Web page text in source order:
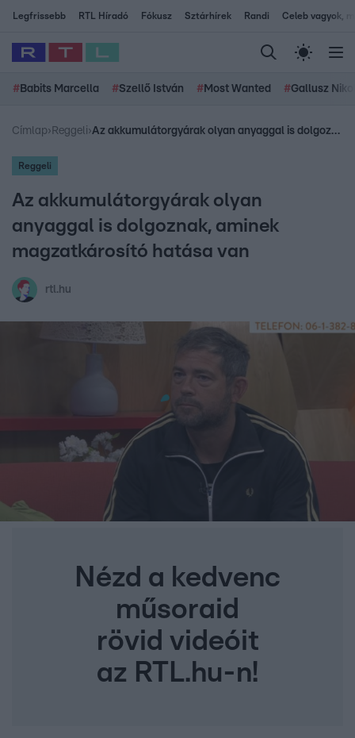
Legfrissebb RTL Híradó Fókusz Sztárhírek Randi Celeb vagyok,
# Babits Marcella #Szellő István # Most Wanted #Gallusz
Címlap› Reggeli› Az akkumulátorgyárak olyan anyaggal is dolgoznak, aminek magzatkárosító hatása van
Reggeli
Az akkumulátorgyárak olyan
anyaggal is dolgoznak, aminek
magzatkárosító hatása van
rtl.hu
Nézd a kedvenc
műsoraid
rövid videóit
az RTL.hu-n!